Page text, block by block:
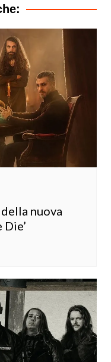
nuova